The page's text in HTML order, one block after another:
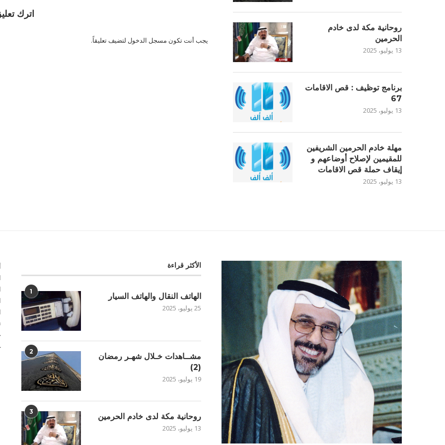
اترك
يجب أنت تكون مسجل الدخول لتضيف تعليقاً.
روحانية مكة لدى خادم
الحرمين
13 يوليو، 2025
برنامج توظيف : قص الاقامات
67
13 يوليو، 2025
مهلة خادم الحرمين الشريفين
للمقيمين لإصلاح أوضاعهم و
إيقاف حملة قص الاقامات
13 يوليو، 2025
الأكثر قراءة
1 الهاتف النقال والهاتف السيار
25 يوليو، 2025
2
مشــاهدات خـلال شهـر رمضان
(2)
19 يوليو، 2025
3 روحانية مكة لدى خادم الحرمين
13 يوليو، 2025